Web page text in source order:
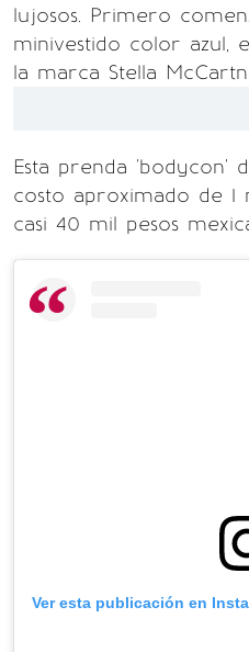
lujosos. Primero
minivestido color azul,
la marca Stella
Esta prenda 'bodycon'
costo aproximado de 1
casi 40 mil pesos
Ver esta publicación en